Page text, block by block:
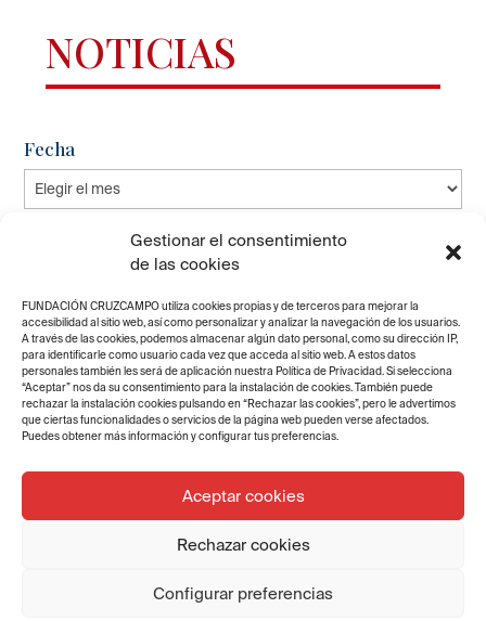
Gestionar el consentimiento
de las cookies
FUNDACIÓN CRUZCAMPO utiliza cookies propias y de terceros para mejorar la
accesibilidad al sitio web, así como personalizar y analizar la navegación de los usuarios.
A través de las cookies, podemos almacenar algún dato personal, como su dirección IP,
para identificarle como usuario cada vez que acceda al sitio web. A estos datos
personales también les será de aplicación nuestra Política de Privacidad. Si selecciona
“Aceptar” nos da su consentimiento para la instalación de cookies. También puede
rechazar la instalación cookies pulsando en “Rechazar las cookies”, pero le advertimos
que ciertas funcionalidades o servicios de la página web pueden verse afectados.
Puedes obtener más información y configurar tus preferencias.
Aceptar cookies
Rechazar cookies
Configurar preferencias
NOTICIAS
Fecha
Fecha
Wofest, iniciativa apoyada por
Cultura Viva, celebra su IV edición
5 marzo 2019|Cultura Viva,
Destacados,Noticias